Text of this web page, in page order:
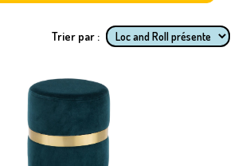
Trier par :